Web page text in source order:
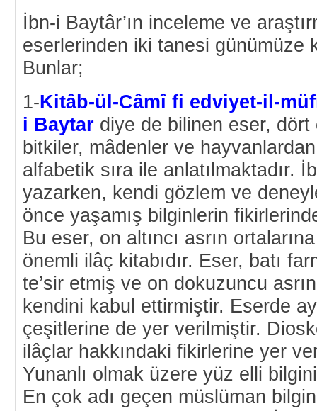
İbn-i Baytâr’ın inceleme ve
eserlerinden iki tanesi günümüze
Bunlar;
1-Kitâb-ül-Câmî fi edviyet-il-
i Baytar diye de bilinen eser,
bitkiler, mâdenler ve
alfabetik sıra ile anlatılmaktadır.
yazarken, kendi gözlem ve
önce yaşamış bilginlerin
Bu eser, on altıncı asrın
önemli ilâç kitabıdır. Eser, batı
te’sir etmiş ve on dokuzuncu
kendini kabul ettirmiştir. Eserde
çeşitlerine de yer verilmiştir.
ilâçlar hakkındaki fikirlerine yer
Yunanlı olmak üzere yüz elli
En çok adı geçen müslüman